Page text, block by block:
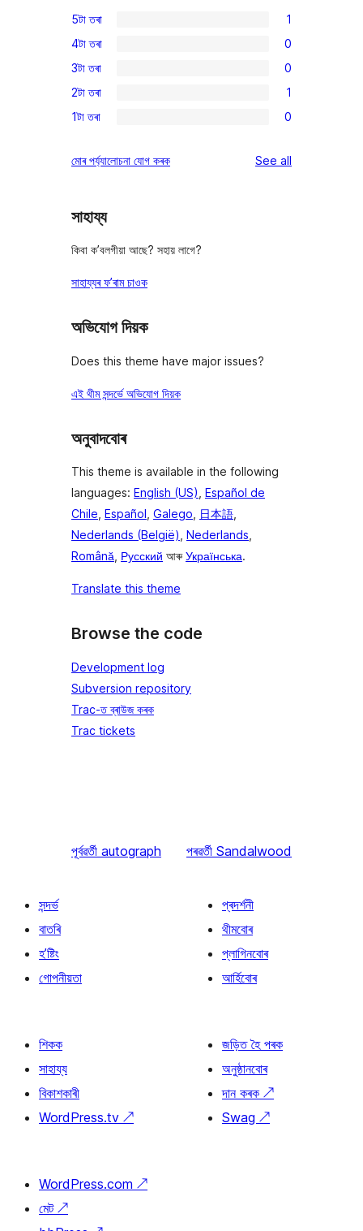
1
5-
star
review
5টা তৰা 1
0
4-
star
reviews
4টা তৰা 0
0
3-
star
3টা তৰা 0
1
2-
review
2টা তৰা 1
0
star
1টা তৰা 0
মোৰ পৰ্য্যালোচনা যোগ কৰক See all
সাহায্য
কিবা ক’বলগীয়া আছে? সহায় লাগে?
সাহায্যৰ ফ’ৰাম চাওক
অভিযোগ দিয়ক
Does this theme have major issues?
এই থীম সন্দৰ্ভে অভিযোগ দিয়ক
অনুবাদবোৰ
This theme is available in the following
languages: English (US), Español de
Chile, Español, Galego, 日本語,
Nederlands (België), Nederlands,
Română, Русский আৰুУкраїнська.
Translate this theme
Browse the code
Development log
Subversion repository
Trac-ত ব্ৰাউজ কৰক
Trac tickets
পূৰ্বৱৰ্তী autograph পৰৱৰ্তী Sandalwood
সন্দৰ্ভ
বাতৰি
হ’ষ্টিং
গোপনীয়তা
প্ৰদৰ্শনী
থীমবোৰ
প্লাগিনবোৰ
আৰ্হিবোৰ
শিকক
সাহায্য
বিকাশকাৰী
WordPress.tv ↗
জড়িত হৈ পৰক
অনুষ্ঠানবোৰ
দান কৰক ↗
Swag ↗
WordPress.com ↗
মেট ↗